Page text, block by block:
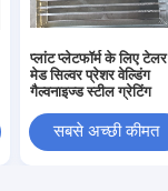
प्लांट प्लेटफॉर्म के लिए टेलर
मेड सिल्वर प्रेशर वेल्डिंग
गैल्वनाइज्ड स्टील ग्रेटिंग
सबसे अच्छी कीमत